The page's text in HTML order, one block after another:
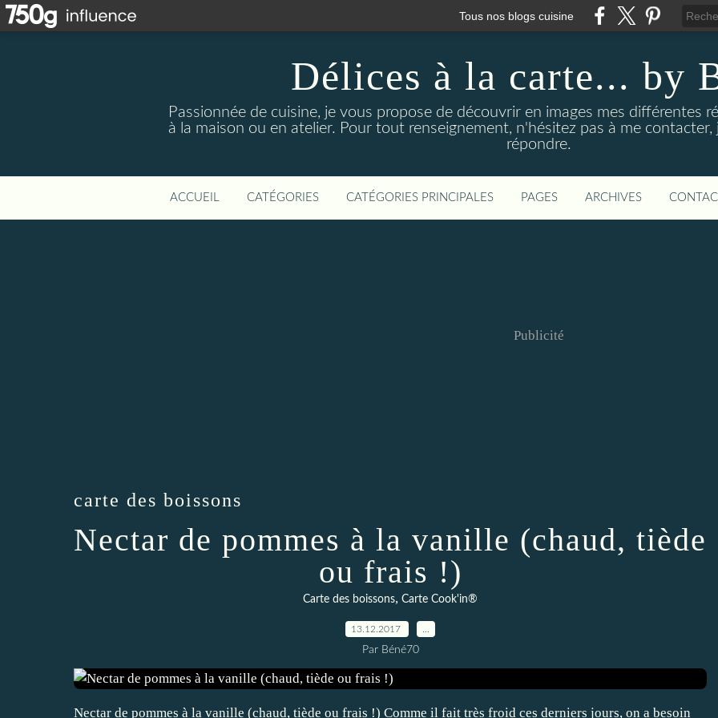
Tous nos blogs cuisine
Délices à la carte... by
Passionnée de cuisine, je vous propose de découvrir en images mes différentes
à la maison ou en atelier. Pour tout renseignement, n'hésitez pas à me
répondre.
ACCUEIL CATÉGORIES CATÉGORIES PRINCIPALES PAGES ARCHIVES
Publicité
carte des boissons
Nectar de pommes à la vanille (chaud, tiède
ou frais !)
Carte des boissons, Carte Cook'in®
13.12.2017
Par Béné70
Nectar de pommes à la vanille (chaud, tiède ou frais !) Comme il fait très froid ces derniers jours, on a besoin